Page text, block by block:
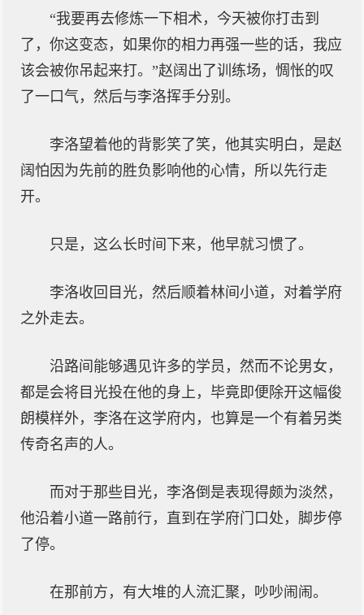
“我要再去修炼一下相术，今天被你打击到
了，你这变态，如果你的相力再强一些的话，我应
该会被你吊起来打。”赵阔出了训练场，惆怅的叹
了一口气，然后与李洛挥手分别。
李洛望着他的背影笑了笑，他其实明白，是赵
阔怕因为先前的胜负影响他的心情，所以先行走
开。
只是，这么长时间下来，他早就习惯了。
李洛收回目光，然后顺着林间小道，对着学府
之外走去。
沿路间能够遇见许多的学员，然而不论男女，
都是会将目光投在他的身上，毕竟即便除开这幅俊
朗模样外，李洛在这学府内，也算是一个有着另类
传奇名声的人。
而对于那些目光，李洛倒是表现得颇为淡然，
他沿着小道一路前行，直到在学府门口处，脚步停
了停。
在那前方，有大堆的人流汇聚，吵吵闹闹。